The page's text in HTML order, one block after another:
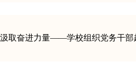
取奋进力量——学校组织党务干部